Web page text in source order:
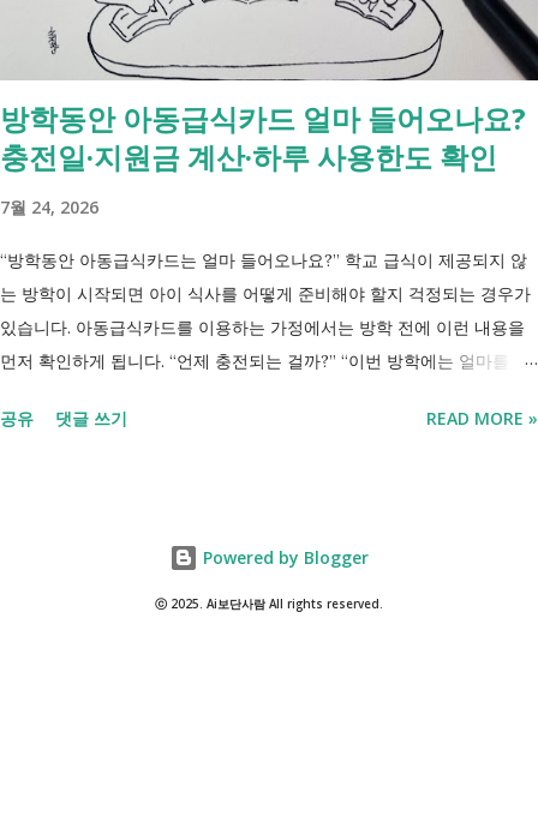
지원하는 제도입니다. 조건부수급자 는 하나의 제도라기보다 생계급여를
받는 과정에서 일정한 참여 의무가 있는 상태를 말합니다. [조건부과 생
계급여 바로가기] - [2026 최신] 근로능력 있어도 생계급여 받는 법? 조
건부과유예·제시유예 취업을 준비하는 청년이라면? 국민취업지원제도 A
씨는 29세입니다. 현재 직장이 없고 취업을 준비하고 있습니다. 생활이
들이 가장 먼저 알아보는 것이 국민취업지원제도 입니다. 고용센터를 통
해 취업 상담을 받고, 직업훈련에 참여하고, 요건에 따라 구직촉진수당을
받을 수도 있기 때문입니다. 중요한 점은 실제 목표가 취업이라는 ...
방학동안 아동급식카드 얼마 들어오나요?
충전일·지원금 계산·하루 사용한도 확인
7월 24, 2026
“방학동안 아동급식카드는 얼마 들어오나요?” 학교 급식이 제공되지 않
는 방학이 시작되면 아이 식사를 어떻게 준비해야 할지 걱정되는 경우가
있습니다. 아동급식카드를 이용하는 가정에서는 방학 전에 이런 내용을
먼저 확인하게 됩니다. “언제 충전되는 걸까?” “이번 방학에는 얼마를 사
걸까?” 아동급식카드는 결식이 우려되는 아동이 방학이나 주말에도 식사
루 사용 한도와 사용 전에 알아둘 내용 을 정리했습니다. 방과후에도 건
강하게 지낼 수 있도록 급식카드 충전 금액과 사용 방법을 미리 확인하세
공유 댓글 쓰기 READ MORE »
Powered by Blogger
ⓒ 2025. Ai보단사람 All rights reserved.